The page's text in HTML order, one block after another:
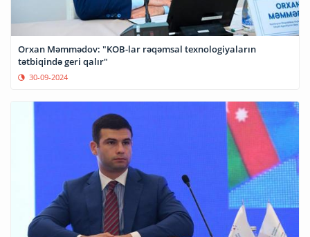
Orxan Məmmədov: "KOB-lar rəqəmsal texnologiyaların
tətbiqində geri qalır"
30-09-2024